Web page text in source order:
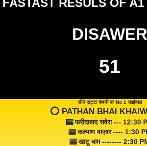
FASTAST RESULS OF
DISAWER
51
सीधे सट्टा कंपनी का No 1 खाईवाल
⭕️ PATHAN BHAI
🎰 फरीदाबाद सवेरा --- 12:30
🎰 कल्याण बाज़ार ---- 1:30
🎰 खाटू धाम -------- 2:30